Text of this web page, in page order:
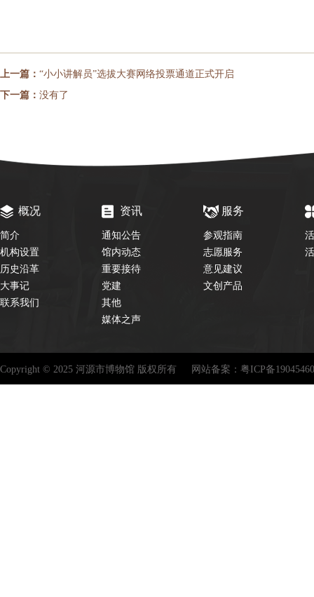
上一篇： “小小讲解员”选拔大赛网络投票通道正式开启
下一篇： 没有了
概况
简介
机构设置
历史沿革
大事记
联系我们
资讯
通知公告
馆内动态
重要接待
党建
其他
媒体之声
服务
参观指南
志愿服务
意见建议
文创产品
Copyright © 2025 河源市博物馆 版权所有 网站备案： 粤ICP备